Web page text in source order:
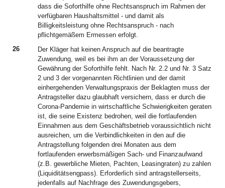
dass die Soforthilfe ohne Rechtsanspruch im Rahmen der
verfügbaren Haushaltsmittel - und damit als
Billigkeitsleistung ohne Rechtsanspruch - nach
pflichtgemäßem Ermessen erfolgt.
26
Der Kläger hat keinen Anspruch auf die beantragte
Zuwendung, weil es bei ihm an der Voraussetzung der
Gewährung der Soforthilfe fehlt. Nach Nr. 2.2 und Nr. 3 Satz
2 und 3 der vorgenannten Richtlinien und der damit
einhergehenden Verwaltungspraxis der Beklagten muss der
Antragsteller dazu glaubhaft versichern, dass er durch die
Corona-Pandemie in wirtschaftliche Schwierigkeiten geraten
ist, die seine Existenz bedrohen, weil die fortlaufenden
Einnahmen aus dem Geschäftsbetrieb voraussichtlich nicht
ausreichen, um die Verbindlichkeiten in den auf die
Antragstellung folgenden drei Monaten aus dem
fortlaufenden erwerbsmäßigen Sach- und Finanzaufwand
(z.B. gewerbliche Mieten, Pachten, Leasingraten) zu zahlen
(Liquiditätsengpass). Erforderlich sind antragstellerseits,
jedenfalls auf Nachfrage des Zuwendungsgebers,